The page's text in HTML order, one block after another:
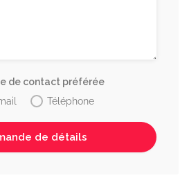
de contact préférée
Téléphone